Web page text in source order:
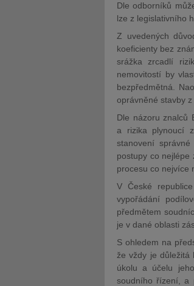
Dle odborníků
lze z legislativního
Z uvedených
koeficienty bez
srážka zrcadlí
nemovitostí by
bezpředmětná.
oprávněné stavby
Dle názoru znalců
a rizika plynoucí
stanovení
postupy co
procesu co nejvíce
V České
vypořádání
předmětem
je v dané oblasti
S ohledem na
že vždy je důležitá
úkolu a účelu
soudního řízení, a